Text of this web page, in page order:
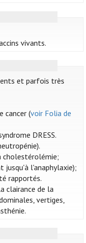
vivants.
et parfois très
cancer (voir Folia de
DRESS.
cholestérolémie;
jusqu'à l'anaphylaxie);
rapportés.
clairance de la
vertiges,